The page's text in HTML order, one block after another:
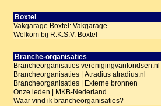
Boxtel
Vakgarage Boxtel: Vakgarage
Welkom bij R.K.S.V. Boxtel
Branche-organisaties
Brancheorganisaties verenigingvanfondsen.nl
Brancheorganisaties | Atradius atradius.nl
Brancheorganisaties | Externe bronnen
Onze leden | MKB-Nederland
Waar vind ik brancheorganisaties?